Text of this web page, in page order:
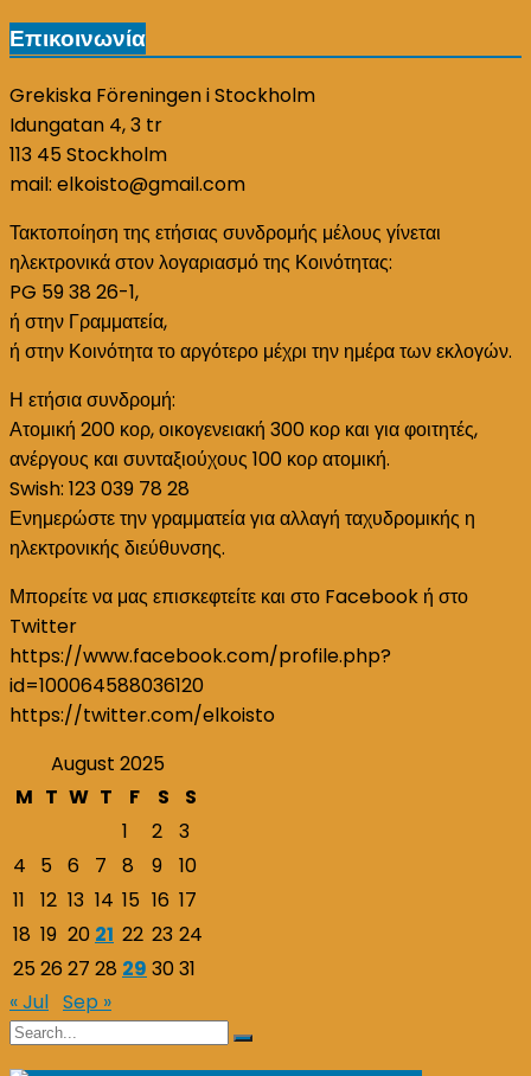
Επικοινωνία
Grekiska Föreningen i Stockholm
Idungatan 4, 3 tr
113 45 Stockholm
mail: elkoisto@gmail.com
Τακτοποίηση της ετήσιας συνδρομής μέλους γίνεται
ηλεκτρονικά στον λογαριασμό της Κοινότητας:
PG 59 38 26-1,
ή στην Γραμματεία,
ή στην Κοινότητα το αργότερο μέχρι την ημέρα των εκλογών.
Η ετήσια συνδρομή:
Ατομική 200 κορ, οικογενειακή 300 κορ και για φοιτητές,
ανέργους και συνταξιούχους 100 κορ ατομική.
Swish: 123 039 78 28
Ενημερώστε την γραμματεία για αλλαγή ταχυδρομικής η
ηλεκτρονικής διεύθυνσης.
Μπορείτε να μας επισκεφτείτε και στο Facebook ή στο
Twitter
https://www.facebook.com/profile.php?
id=100064588036120
https://twitter.com/elkoisto
August 2025
M T W T F S
S
1
2
3
4
5 6 7 8 9
10
11
12 13 14 15 16 17
18 19 20 21 22 23 24
2526 27 28 29 3031
« Jul Sep »
Search
Search